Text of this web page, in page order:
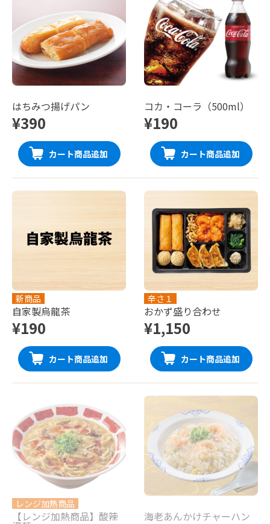
はちみつ揚げパン
¥390
カート商品追加
コカ・コーラ（500ml）
¥190
カート商品追加
新商品
自家製烏龍茶
¥190
カート商品追加
辛さ１
おかず盛り合わせ
¥1,150
カート商品追加
レンジ加熱商品
【レンジ加熱商品】酸辣 海老あんかけチャーハン